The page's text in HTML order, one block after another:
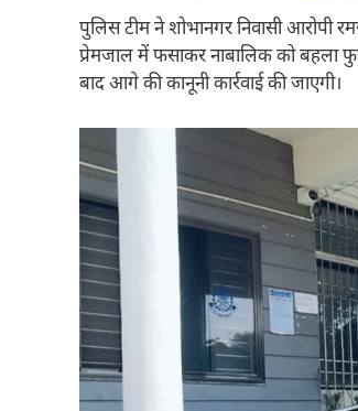
पुलिस टीम ने शोभानगर निवासी आरोपी
प्रेमजाल में फसाकर नाबालिक को बहला
बाद आगे की कानूनी कार्रवाई की जाएगी।